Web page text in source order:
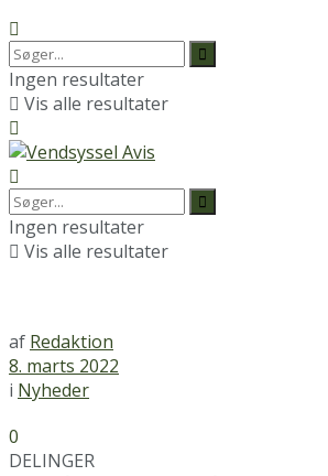
Ingen resultater
Vis alle resultater
Ingen resultater
Vis alle resultater
af Redaktion
8. marts 2022
i Nyheder
0
DELINGER